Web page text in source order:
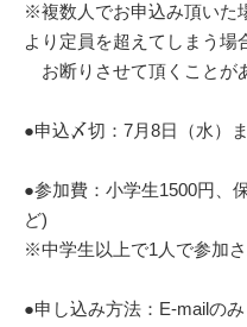
※複数人でお申込み頂いた
より定員を超えてしまう場
お断りさせて頂くことが
●申込〆切：7月8日（水）
●参加費：小学生1500円、
ど)
※中学生以上で1人で参加さ
●申し込み方法：E-mailのみ